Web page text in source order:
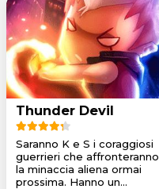
Thunder Devil
Saranno K e S i coraggiosi
guerrieri che affronteranno
la minaccia aliena ormai
prossima. Hanno un...